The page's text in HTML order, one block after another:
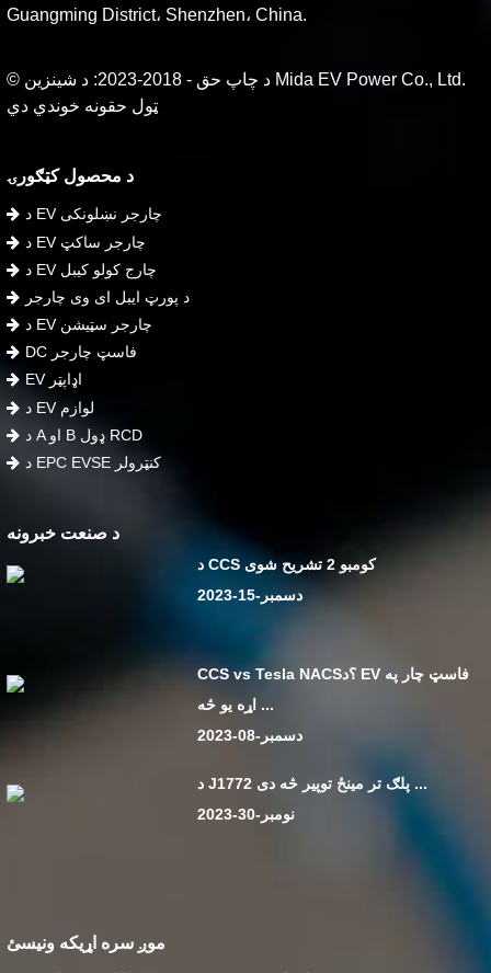
Guangming District، Shenzhen، China.
© د چاپ حق - 2018-2023: د شینزین Mida EV Power Co., Ltd.
ټول حقونه خوندي دي
د محصول کټګورۍ
د EV چارجر نښلونکی
د EV چارجر ساکټ
د EV چارج کولو کیبل
د پورټ ایبل ای وی چارجر
د EV چارجر سټیشن
DC فاسټ چارجر
EV اډاپټر
د EV لوازم
د A او B ډول RCD
د EPC EVSE کنټرولر
د صنعت خبرونه
د CCS کومبو 2 تشریح شوی
دسمبر-15-2023
CCS vs Tesla NACS؟د EV فاسټ چار په
اړه یو څه ...
دسمبر-08-2023
د J1772 پلګ تر مینځ توپیر څه دی ...
نومبر-30-2023
موږ سره اړیکه ونیسئ